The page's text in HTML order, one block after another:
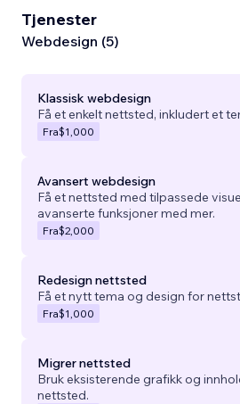
Tjenester
Webdesign (5)
Klassisk webdesign
Få et enkelt nettsted, inkludert et
Fra$1,000
Avansert webdesign
Få et nettsted med tilpassede
avanserte funksjoner med mer.
Fra$2,000
Redesign nettsted
Få et nytt tema og design for
Fra$1,000
Migrer nettsted
Bruk eksisterende grafikk og
nettsted.